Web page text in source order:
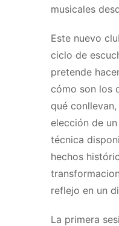
musicales
Este nuevo
ciclo de
pretende
cómo son los
qué
elección de
técnica
hechos
reflejo en un
La primera